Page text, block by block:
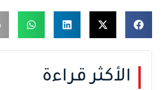
الأكثر قراءة